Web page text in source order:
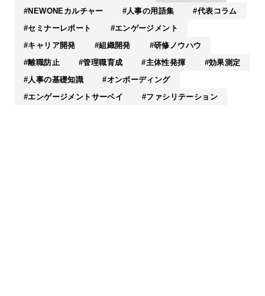
NEWONEカルチャー
人事の用語集
代表コラム
セミナーレポート
エンゲージメント
キャリア開発
組織開発
研修ノウハウ
離職防止
管理職育成 主体性発揮
効果測定
人事の基礎知識
オンボーディング
エンゲージメントサーベイ
ファシリテーション